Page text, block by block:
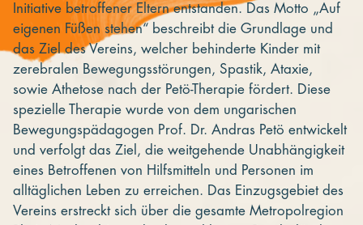
Initiative betroffener Eltern entstanden. Das Motto „Auf
eigenen Füßen stehen“ beschreibt die Grundlage und
das Ziel des Vereins, welcher behinderte Kinder mit
zerebralen Bewegungsstörungen, Spastik, Ataxie,
sowie Athetose nach der Petö-Therapie fördert. Diese
spezielle Therapie wurde von dem ungarischen
Bewegungspädagogen Prof. Dr. Andras Petö entwickelt
und verfolgt das Ziel, die weitgehende Unabhängigkeit
eines Betroffenen von Hilfsmitteln und Personen im
alltäglichen Leben zu erreichen. Das Einzugsgebiet des
Vereins erstreckt sich über die gesamte Metropolregion